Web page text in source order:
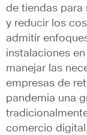
de tiendas para
y reducir los
admitir
instalaciones
manejar las
empresas de
pandemia una
comercio